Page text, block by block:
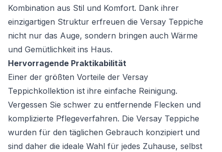
Kombination aus Stil und Komfort. Dank ihrer
einzigartigen Struktur erfreuen die Versay Teppiche
nicht nur das Auge, sondern bringen auch Wärme
und Gemütlichkeit ins Haus.
Hervorragende Praktikabilität
Einer der größten Vorteile der Versay
Teppichkollektion ist ihre einfache Reinigung.
Vergessen Sie schwer zu entfernende Flecken und
komplizierte Pflegeverfahren. Die Versay Teppiche
wurden für den täglichen Gebrauch konzipiert und
sind daher die ideale Wahl für jedes Zuhause, selbst